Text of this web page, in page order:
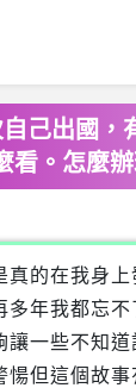
己出國，
看。怎麼
真的在我身上
多年我都忘不
讓一些不知道
愓但這個故事